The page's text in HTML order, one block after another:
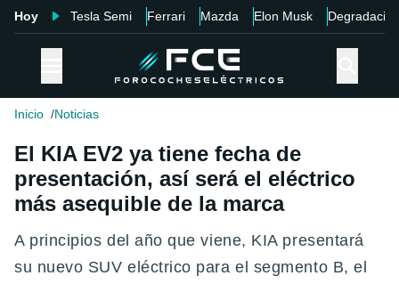
Hoy Tesla Semi Ferrari Mazda Elon Musk Degradación
Inicio Noticias
El KIA EV2 ya tiene fecha de
presentación, así será el eléctrico
más asequible de la marca
A principios del año que viene, KIA presentará
su nuevo SUV eléctrico para el segmento B, el